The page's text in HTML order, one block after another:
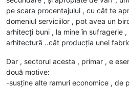
pe scara procentajului , cu cât te
domeniul serviciilor , pot avea un
arhitecți buni , la mine în sufragerie
arhitectură ..cât producția unei
Dar , sectorul acesta , primar , e
două motive:
-susține alte ramuri economice , de